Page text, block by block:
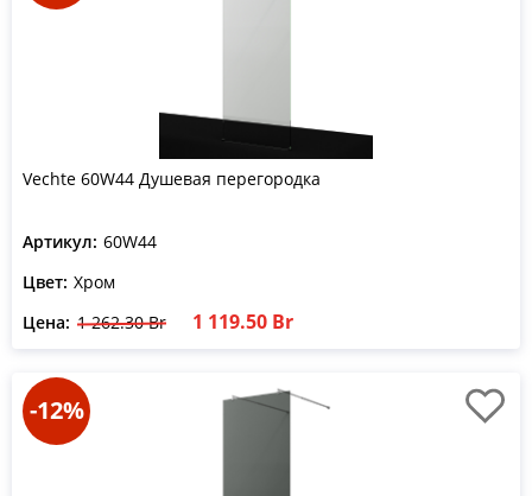
Vechte 60W44 Душевая перегородка
Артикул: 60W44
Цвет: Хром
Цена: 1 262.30 Br 1 119.50 Br
-12%